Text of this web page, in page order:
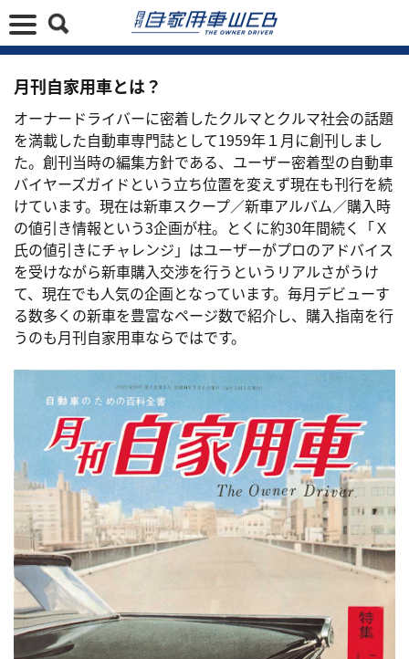
月刊自家用車とは？
オーナードライバーに密着したクルマとクルマ社会の話題
を満載した自動車専門誌として1959年１月に創刊しまし
た。創刊当時の編集方針である、ユーザー密着型の自動車
バイヤーズガイドという立ち位置を変えず現在も刊行を続
けています。現在は新車スクープ／新車アルバム／購入時
の値引き情報という3企画が柱。とくに約30年間続く「Ｘ
氏の値引きにチャレンジ」はユーザーがプロのアドバイス
を受けながら新車購入交渉を行うというリアルさがうけ
て、現在でも人気の企画となっています。毎月デビューす
る数多くの新車を豊富なページ数で紹介し、購入指南を行
うのも月刊自家用車ならではです。